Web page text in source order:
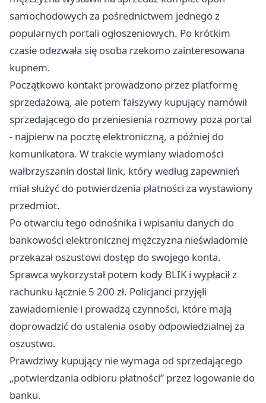
samochodowych za pośrednictwem jednego z
popularnych portali ogłoszeniowych. Po krótkim
czasie odezwała się osoba rzekomo zainteresowana
kupnem.
Początkowo kontakt prowadzono przez platformę
sprzedażową, ale potem fałszywy kupujący namówił
sprzedającego do przeniesienia rozmowy poza portal
- najpierw na pocztę elektroniczną, a później do
komunikatora. W trakcie wymiany wiadomości
wałbrzyszanin dostał link, który według zapewnień
miał służyć do potwierdzenia płatności za wystawiony
przedmiot.
Po otwarciu tego odnośnika i wpisaniu danych do
bankowości elektronicznej mężczyzna nieświadomie
przekazał oszustowi dostęp do swojego konta.
Sprawca wykorzystał potem kody BLIK i wypłacił z
rachunku łącznie 5 200 zł. Policjanci przyjęli
zawiadomienie i prowadzą czynności, które mają
doprowadzić do ustalenia osoby odpowiedzialnej za
oszustwo.
Prawdziwy kupujący nie wymaga od sprzedającego
„potwierdzania odbioru płatności” przez logowanie do
banku.